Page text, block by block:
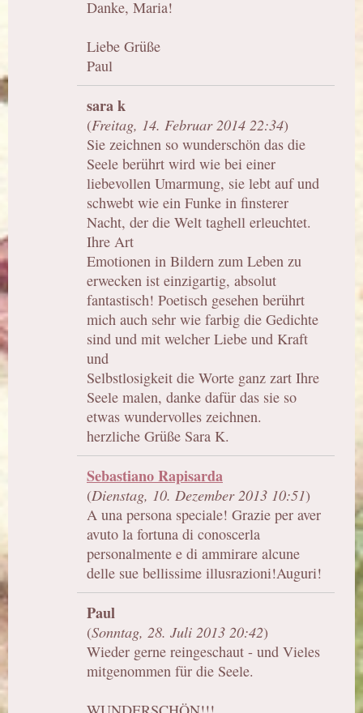
Danke, Maria!
Liebe Grüße
Paul
sara k
(Freitag, 14. Februar 2014 22:34)
Sie zeichnen so wunderschön das die
Seele berührt wird wie bei einer
liebevollen Umarmung, sie lebt auf und
schwebt wie ein Funke in finsterer
Nacht, der die Welt taghell erleuchtet.
Ihre Art
Emotionen in Bildern zum Leben zu
erwecken ist einzigartig, absolut
fantastisch! Poetisch gesehen berührt
mich auch sehr wie farbig die Gedichte
sind und mit welcher Liebe und Kraft
und
Selbstlosigkeit die Worte ganz zart Ihre
Seele malen, danke dafür das sie so
etwas wundervolles zeichnen.
herzliche Grüße Sara K.
Sebastiano Rapisarda
(Dienstag, 10. Dezember 2013 10:51)
A una persona speciale! Grazie per aver
avuto la fortuna di conoscerla
personalmente e di ammirare alcune
delle sue bellissime illusrazioni!Auguri!
Paul
(Sonntag, 28. Juli 2013 20:42)
Wieder gerne reingeschaut - und Vieles
mitgenommen für die Seele.